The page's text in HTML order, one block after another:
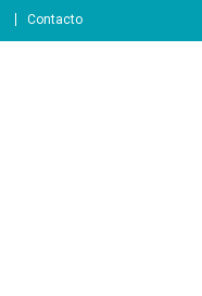
Contacto